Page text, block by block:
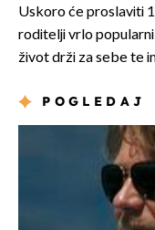
Uskoro će proslaviti
roditelji vrlo
život drži za sebe te
POGLEDAJ